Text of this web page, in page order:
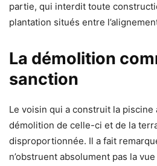
partie, qui interdit toute
plantation situés entre
La démolition
sanction
Le voisin qui a construit la piscine
démolition de celle-ci et de la
disproportionnée. Il a fait
n’obstruent absolument pas la